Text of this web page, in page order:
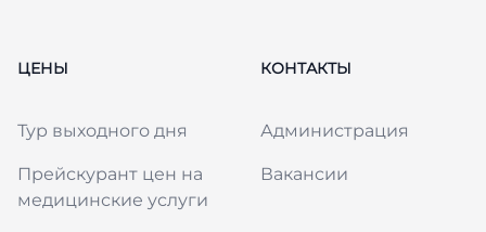
ЦЕНЫ
Тур выходного дня
Прейскурант цен на
медицинские услуги
КОНТАКТЫ
Администрация
Вакансии